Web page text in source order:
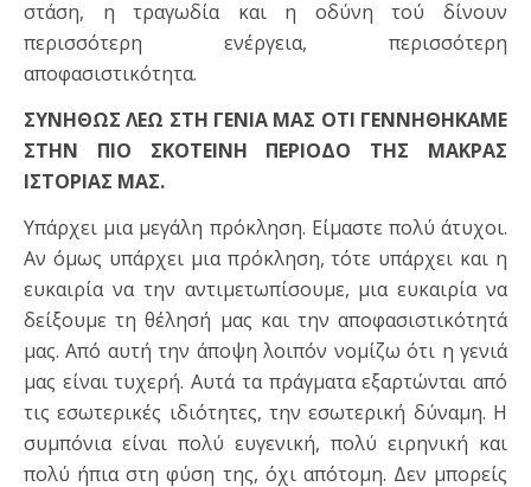
στάση, η τραγωδία και η οδύνη τού δίνουν
περισσότερη ενέργεια, περισσότερη
αποφασιστικότητα.
ΣΥΝΗΘΩΣ ΛΕΩ ΣΤΗ ΓΕΝΙΑ ΜΑΣ ΟΤΙ ΓΕΝΝΗΘΗΚΑΜΕ
ΣΤΗΝ ΠΙΟ ΣΚΟΤΕΙΝΗ ΠΕΡΙΟΔΟ ΤΗΣ ΜΑΚΡΑΣ
ΙΣΤΟΡΙΑΣ ΜΑΣ.
Υπάρχει μια μεγάλη πρόκληση. Είμαστε πολύ άτυχοι.
Αν όμως υπάρχει μια πρόκληση, τότε υπάρχει και η
ευκαιρία να την αντιμετωπίσουμε, μια ευκαιρία να
δείξουμε τη θέλησή μας και την αποφασιστικότητά
μας. Από αυτή την άποψη λοιπόν νομίζω ότι η γενιά
μας είναι τυχερή. Αυτά τα πράγματα εξαρτώνται από
τις εσωτερικές ιδιότητες, την εσωτερική δύναμη. Η
συμπόνια είναι πολύ ευγενική, πολύ ειρηνική και
πολύ ήπια στη φύση της, όχι απότομη. Δεν μπορείς